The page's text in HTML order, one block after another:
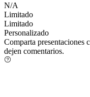
N/A
Limitado
Limitado
Personalizado
Comparta presentaciones
dejen comentarios.